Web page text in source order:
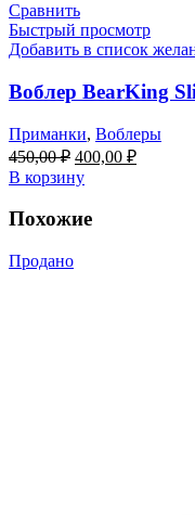
Сравнить
Быстрый просмотр
Добавить в список
Воблер BearKing
Приманки, Воблеры
450,00₽ Первоначальная
цена
составляла
450,00 ₽.
400,00 ₽Текущая
В корзину
Похожие
Продано